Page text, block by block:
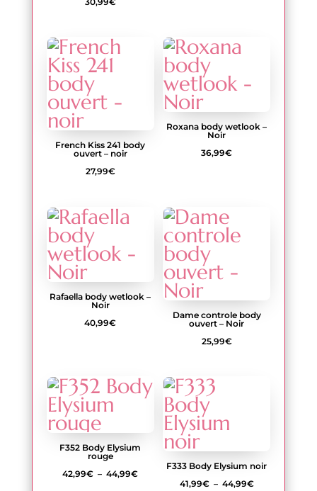
French Kiss 241 body
ouvert – noir
27,99€
Roxana body wetlook –
Noir
36,99€
Rafaella body wetlook –
Noir
40,99€
Dame controle body
ouvert – Noir
25,99€
F352 Body Elysium
rouge
42,99€ – 44,99€Plage
F333 Body Elysium noir
41,99€ – 44,99€Plage